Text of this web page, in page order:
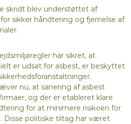
skridt blev understøttet af
sikker håndtering og fjernelse af
har sikret, at
er udsat for asbest, er beskyttet
nu, at sanering af asbest
og der er etableret klare
for at minimere risikoen for
Disse politiske tiltag har været